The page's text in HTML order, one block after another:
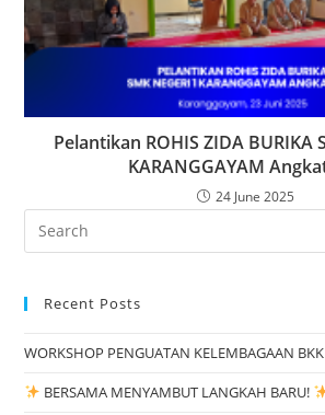
Pelantikan ROHIS ZIDA BURIKA
KARANGGAYAM
24 June 2025
Search
for:
Recent Posts
WORKSHOP PENGUATAN KELEMBAGAAN BKK
BERSAMA MENYAMBUT LANGKAH BARU!